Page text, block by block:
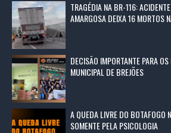
TRAGÉDIA NA BR-116:
AMARGOSA DEIXA 16 MORTOS
DECISÃO IMPORTANTE PARA
MUNICIPAL DE BREJÕES
A QUEDA LIVRE DO BOTAFOGO
SOMENTE PELA PSICOLOGIA